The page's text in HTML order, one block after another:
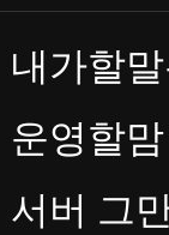
내가할
운영할
서버 그